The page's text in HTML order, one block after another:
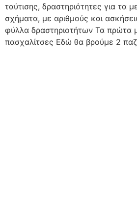
ταύτισης, δραστηριότητες για τα
σχήματα, με αριθμούς και
φύλλα δραστηριοτήτων Τα πρώτα
πασχαλίτσες Εδώ θα βρούμε 2